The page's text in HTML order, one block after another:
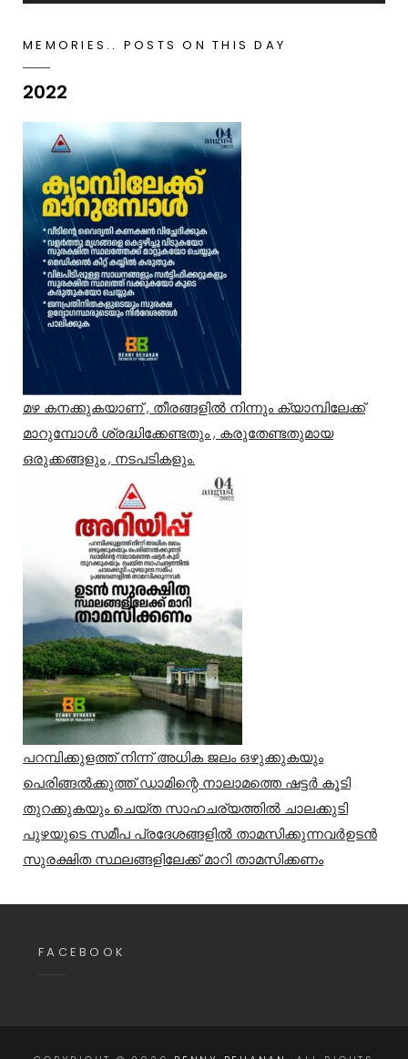
MEMORIES.. POSTS ON THIS DAY
2022
മഴ കനക്കുകയാണ് , തീരങ്ങളിൽ നിന്നും ക്യാമ്പിലേക്ക്
മാറുമ്പോൾ ശ്രദ്ധിക്കേണ്ടതും , കരുതേണ്ടതുമായ
ഒരുക്കങ്ങളും , നടപടികളും.
പറമ്പിക്കുളത്ത് നിന്ന് അധിക ജലം ഒഴുക്കുകയും
പെരിങ്ങൽക്കുത്ത് ഡാമിന്റെ നാലാമത്തെ ഷട്ടർ കൂടി
തുറക്കുകയും ചെയ്ത സാഹചര്യത്തിൽ ചാലക്കുടി
പുഴയുടെ സമീപ പ്രദേശങ്ങളിൽ താമസിക്കുന്നവർഉടൻ
സുരക്ഷിത സ്ഥലങ്ങളിലേക്ക് മാറി താമസിക്കണം
FACEBOOK